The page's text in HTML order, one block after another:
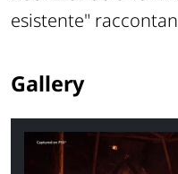
esistente"
Gallery